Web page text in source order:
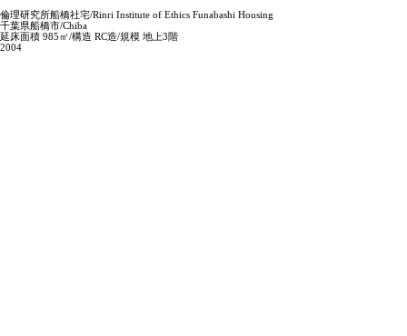
倫理研究所船橋社宅/Rinri Institute of Ethics Funabashi Housing
千葉県船橋市/Chiba
延床面積 985㎡/構造 RC造/規模 地上3階
2004